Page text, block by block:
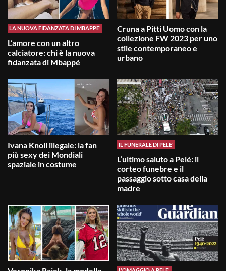
LA NUOVA FIDANZATA DI MBAPPE'
L’amore con un altro
calciatore: chi è la nuova
fidanzata di Mbappé
Cruna a Pitti Uomo con la
collezione FW 2023 per uno
stile contemporaneo e
urbano
Ivana Knoll illegale: la fan
più sexy dei Mondiali
spaziale in costume
IL FUNERALE DI PELE'
L’ultimo saluto a Pelé: il
corteo funebre e il
passaggio sotto casa della
madre